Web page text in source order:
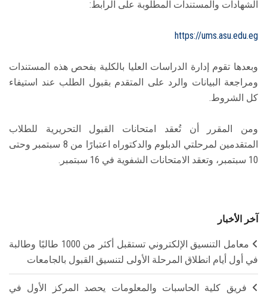
الشهادات والمستندات المطلوبة على الرابط:
https://ums.asu.edu.eg
وبعدها تقوم إدارة الدراسات العليا بالكلية بفحص هذه المستندات
ومراجعة البيانات والرد على المتقدم بقبول الطلب عند استيفاء
كل الشروط.
ومن المقرر أن تُعقد امتحانات القبول التحريرية للطلاب
المتقدمين لمرحلتي الدبلوم والدكتوراه اعتبارًا من 8 سبتمبر وحتى
10 سبتمبر، وتعقد الامتحانات الشفوية في 16 سبتمبر.
آخر الأخبار
معامل التنسيق الإلكتروني تستقبل أكثر من 1000 طالبًا وطالبة
في أول أيام انطلاق المرحلة الأولى لتنسيق القبول بالجامعات
فريق كلية الحاسبات والمعلومات يحصد المركز الأول في